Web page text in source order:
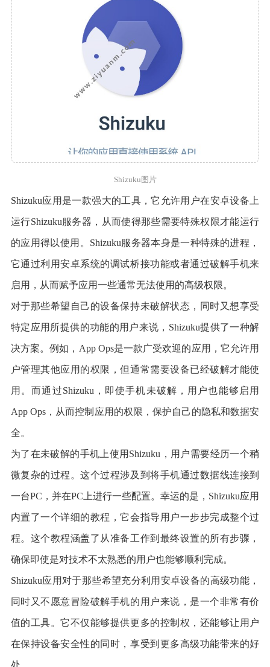
Shizuku图片
Shizuku应用是一款强大的工具，它允许用户在安卓设备上
运行Shizuku服务器，从而使得那些需要特殊权限才能运行
的应用得以使用。Shizuku服务器本身是一种特殊的进程，
它通过利用安卓系统的调试桥接功能或者通过破解手机来
启用，从而赋予应用一些通常无法使用的高级权限。
对于那些希望自己的设备保持未破解状态，同时又想享受
特定应用所提供的功能的用户来说，Shizuku提供了一种解
决方案。例如，App Ops是一款广受欢迎的应用，它允许用
户管理其他应用的权限，但通常需要设备已经破解才能使
用。而通过Shizuku，即使手机未破解，用户也能够启用
App Ops，从而控制应用的权限，保护自己的隐私和数据安
全。
为了在未破解的手机上使用Shizuku，用户需要经历一个稍
微复杂的过程。这个过程涉及到将手机通过数据线连接到
一台PC，并在PC上进行一些配置。幸运的是，Shizuku应用
内置了一个详细的教程，它会指导用户一步步完成整个过
程。这个教程涵盖了从准备工作到最终设置的所有步骤，
确保即使是对技术不太熟悉的用户也能够顺利完成。
Shizuku应用对于那些希望充分利用安卓设备的高级功能，
同时又不愿意冒险破解手机的用户来说，是一个非常有价
值的工具。它不仅能够提供更多的控制权，还能够让用户
在保持设备安全性的同时，享受到更多高级功能带来的好
处。